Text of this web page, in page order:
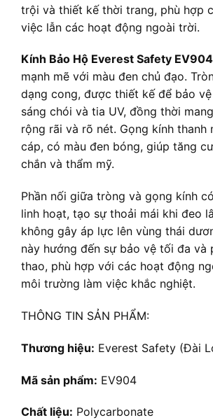
trội và thiết kế thời trang, phù hợp
việc lẫn các hoạt động ngoài trời.
Kính Bảo Hộ Everest Safety EV904
mạnh mẽ với màu đen chủ đạo.
dạng cong, được thiết kế để bảo
sáng chói và tia UV, đồng thời
rộng rãi và rõ nét. Gọng kính thanh
cáp, có màu đen bóng, giúp tăng
chắn và thẩm mỹ.
Phần nối giữa tròng và gọng kính
linh hoạt, tạo sự thoải mái khi đeo
không gây áp lực lên vùng thái
này hướng đến sự bảo vệ tối đa và
thao, phù hợp với các hoạt động
môi trường làm việc khắc nghiệt.
THÔNG TIN SẢN PHẨM:
Thương hiệu: Everest Safety (Đài
Mã sản phẩm: EV904
Chất liệu: Polycarbonate